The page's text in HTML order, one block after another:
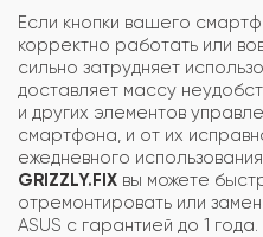
Если кнопки вашего
корректно работать или
сильно затрудняет
доставляет массу
и других элементов
смартфона, и от их
ежедневного
GRIZZLY.FIX вы можете
отремонтировать или
ASUS с гарантией до 1 года.